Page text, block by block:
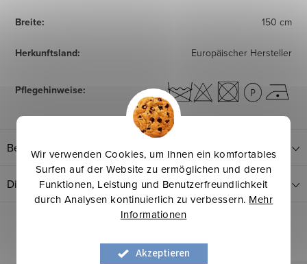
Wir verwenden Cookies, um Ihnen ein komfortables
Surfen auf der Website zu ermöglichen und deren
Funktionen, Leistung und Benutzerfreundlichkeit
durch Analysen kontinuierlich zu verbessern. Mehr
Informationen
Akzeptieren
Breite: 150 cm
Herkunftsland: Europäischer Hersteller
Pflegehinweise:
Bewertung
Diskussion